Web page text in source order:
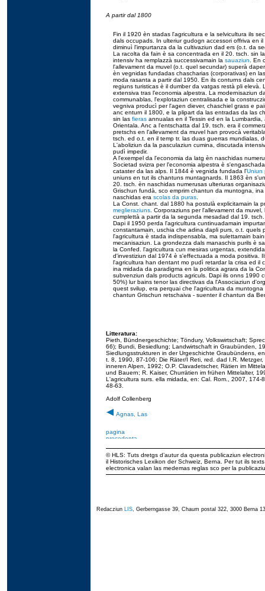
A partir dal 1800
Fin il 1920 èn stadas l'agricultura e la selvicultura ils
dals occupads. In ulteriur gudogn accessori offriva en
diminuì l'impurtanza da la cultivaziun dad ers (o.t. da
La racolta da fain è sa concentrada en il 20. tsch. sin
intensiv ha remplazzà successivamain la sauaziun . En
l'allevament da muvel (o.t. quel secundar) superà
èn vegnidas fundadas chascharias (corporativas) en
moda rasanta a partir dal 1950. En ils conturns dals
regiuns turisticas è il dumber da vatgas restà pli
extensiva tras l'economia alpestra. La modernisaziun
communablas, l'explotaziun centralisada e la
vegniva producì per l'agen diever, chaschiel grass e
anc enturn il 1800, e la plipart da las entradas da las
sin las fierasannualas en il Tessin ed en la
Orientala. Anc a l'entschatta dal 19. tsch. era il
pretschs en l'allevament da muvel han provocà
tsch. ed o.t. en il temp tr. las duas guerras mundialas,
L'aboliziun da la pasculaziun cumina, discutada
pudì impedir.
A l'exempel da l'economia da latg èn naschidas
Societad svizra per l'economia alpestra è
cataster da las alps. Il 1844 è vegnida fundada l'Uniun
uniuns en tut ils chantuns muntagnards. Il 1863 èn
20. tsch. èn naschidas numerusas ulteriuras
Grischun fundà, sco emprim chantun da muntogna,
naschidas era scolas da puras.
La Const. chant. dal 1880 ha postulà explicitamain la
meglieraziuns. Corporaziuns per l'allevament da
cumplettà a partir da la segunda mesadad dal 19.
Dapi il 1950 perda l'agricultura cuntinuadamain
constantamain, uschia che adina dapli purs, o.t. quels
l'agricultura è stada indispensabla, ma sulettamain
mecanisaziun. La grondezza dals manaschis purils è
la Confed. l'agricultura cun mesiras urgentas,
d'investiziun dal 1974 è s'effectuada a moda positiva.
l'agricultura han dentant mo pudì retardar la crisa ed il
ina midada da paradigma en la politica agrara da la
subvenziun dals products agriculs. Dapi ils onns 1990
50%) lur bains tenor las directivas da l'Associaziun
quest svilup, era perquai che l'agricultura da
chantun Grischun retschaiva - suenter il chantun da
Litteratura:
Pieth, Bündnergeschichte; Töndury, Volkswirtschaft;
66); Bundi, Besiedlung; Landwirtschaft in Graubünden,
Siedlungsstrukturen in der Urgeschichte Graubündens,
t. 8, 1990, 87-106; Die Räter/I Reti, red. dad I.R.
inneren Alpen, 1992; O.P. Clavadetscher, Rätien im
und Bauern; R. Kaiser, Churrätien im frühen Mittelalter,
L'agricultura surs. ella midada, en: Cal. Rom., 2007,
48-63.
Adolf Collenberg
Agnas, Las
© HLS: Tuts dretgs d’autur da questa publicaziun
il Historisches Lexikon der Schweiz, Berna. Per tut ils
electronica valan las medemas reglas sco per la
Redacziun LIS, Gerberngasse 39, Chaum postal 322, 3000 Berna